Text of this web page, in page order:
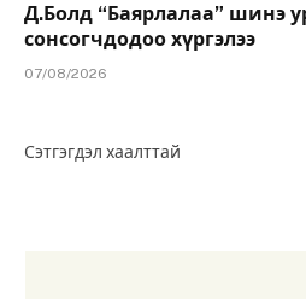
Д.Болд “Баярлалаа” шинэ
сонсогчдодоо хүргэлээ
07/08/2026
Сэтгэгдэл хаалттай